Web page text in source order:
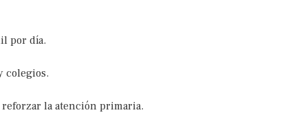
por día.
colegios.
reforzar la atención primaria.